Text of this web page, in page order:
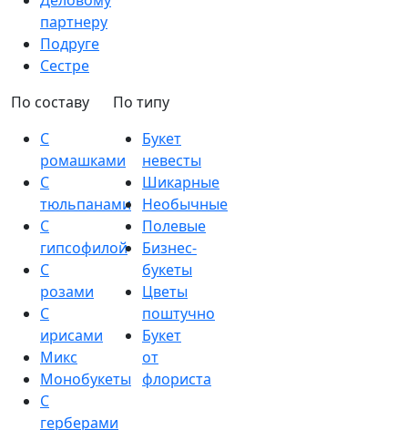
партнеру
Подруге
Сестре
По составу
С
ромашками
С
тюльпанами
С
гипсофилой
С
розами
С
ирисами
Микс
Монобукеты
С
герберами
По типу
Букет
невесты
Шикарные
Необычные
Полевые
Бизнес-
букеты
Цветы
поштучно
Букет
от
флориста